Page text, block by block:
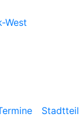
Stadtteil